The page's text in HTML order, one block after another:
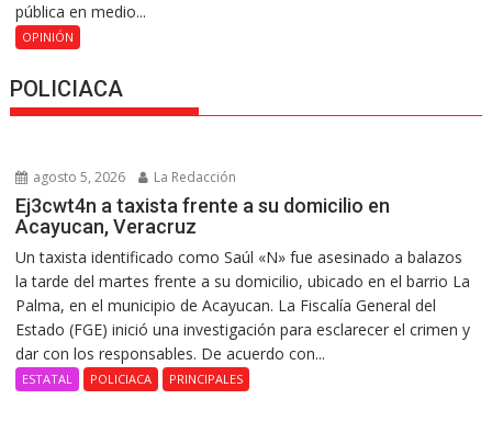
pública en medio...
OPINIÓN
POLICIACA
agosto 5, 2026 La Redacción
Ej3cwt4n a taxista frente a su domicilio en
Acayucan, Veracruz
Un taxista identificado como Saúl «N» fue asesinado a balazos
la tarde del martes frente a su domicilio, ubicado en el barrio La
Palma, en el municipio de Acayucan. La Fiscalía General del
Estado (FGE) inició una investigación para esclarecer el crimen y
dar con los responsables. De acuerdo con...
ESTATAL POLICIACA PRINCIPALES